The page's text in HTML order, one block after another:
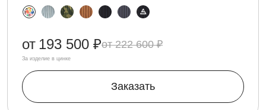
222 600 ₽
от 193 500 ₽
За изделие в цинке
Заказать